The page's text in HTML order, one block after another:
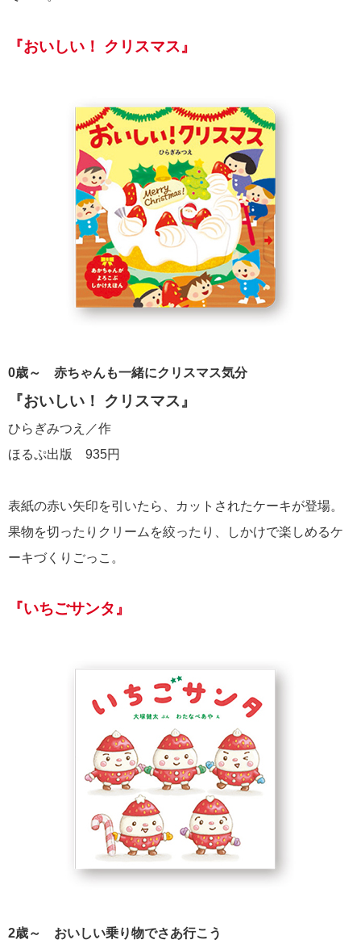
『おいしい！ クリスマス』
0歳～ 赤ちゃんも一緒にクリスマス気分
『おいしい！ クリスマス』
ひらぎみつえ／作
ほるぷ出版 935円
表紙の赤い矢印を引いたら、カットされたケーキが登場。
果物を切ったりクリームを絞ったり、しかけで楽しめるケ
ーキづくりごっこ。
『いちごサンタ』
2歳～ おいしい乗り物でさあ行こう